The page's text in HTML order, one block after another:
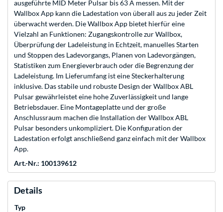
ausgeführte MID Meter Pulsar bis 63 A messen. Mit der
Wallbox App kann die Ladestation von überall aus zu jeder Zeit
überwacht werden. Die Wallbox App bietet hierfür eine
Vielzahl an Funktionen: Zugangskontrolle zur Wallbox,
Überprüfung der Ladeleistung in Echtzeit, manuelles Starten
und Stoppen des Ladevorgangs, Planen von Ladevorgängen,
Statistiken zum Energieverbrauch oder die Begrenzung der
Ladeleistung. Im Lieferumfang ist eine Steckerhalterung
inklusive. Das stabile und robuste Design der Wallbox ABL
Pulsar gewährleistet eine hohe Zuverlässigkeit und lange
Betriebsdauer. Eine Montageplatte und der große
Anschlussraum machen die Installation der Wallbox ABL
Pulsar besonders unkompliziert. Die Konfiguration der
Ladestation erfolgt anschließend ganz einfach mit der Wallbox
App.
Art.-Nr.: 100139612
Details
Typ